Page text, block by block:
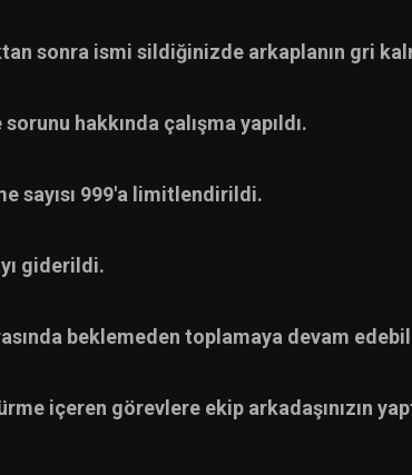
sonra ismi sildiğinizde arkaplanın gri
hakkında çalışma yapıldı.
sayısı 999'a limitlendirildi.
giderildi.
beklemeden toplamaya devam
içeren görevlere ekip arkadaşınızın